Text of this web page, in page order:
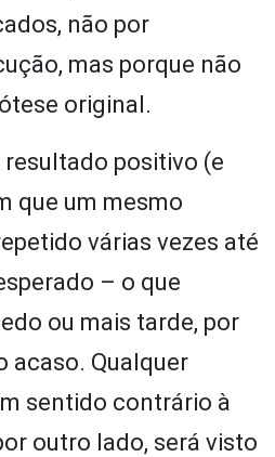
não por
mas porque não
original.
positivo (e
que um mesmo
várias vezes até
– o que
ou mais tarde, por
acaso. Qualquer
sentido contrário à
outro lado, será visto